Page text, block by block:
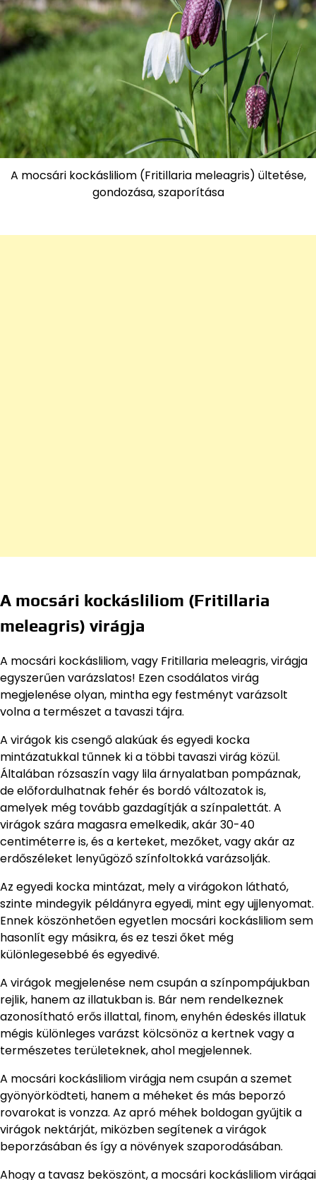
A mocsári kockásliliom (Fritillaria meleagris) ültetése,
gondozása, szaporítása
A mocsári kockásliliom (Fritillaria
meleagris) virágja
A mocsári kockásliliom, vagy Fritillaria meleagris, virágja
egyszerűen varázslatos! Ezen csodálatos virág
megjelenése olyan, mintha egy festményt varázsolt
volna a természet a tavaszi tájra.
A virágok kis csengő alakúak és egyedi kocka
mintázatukkal tűnnek ki a többi tavaszi virág közül.
Általában rózsaszín vagy lila árnyalatban pompáznak,
de előfordulhatnak fehér és bordó változatok is,
amelyek még tovább gazdagítják a színpalettát. A
virágok szára magasra emelkedik, akár 30-40
centiméterre is, és a kerteket, mezőket, vagy akár az
erdőszéleket lenyűgöző színfoltokká varázsolják.
Az egyedi kocka mintázat, mely a virágokon látható,
szinte mindegyik példányra egyedi, mint egy ujjlenyomat.
Ennek köszönhetően egyetlen mocsári kockásliliom sem
hasonlít egy másikra, és ez teszi őket még
különlegesebbé és egyedivé.
A virágok megjelenése nem csupán a színpompájukban
rejlik, hanem az illatukban is. Bár nem rendelkeznek
azonosítható erős illattal, finom, enyhén édeskés illatuk
mégis különleges varázst kölcsönöz a kertnek vagy a
természetes területeknek, ahol megjelennek.
A mocsári kockásliliom virágja nem csupán a szemet
gyönyörködteti, hanem a méheket és más beporzó
rovarokat is vonzza. Az apró méhek boldogan gyűjtik a
virágok nektárját, miközben segítenek a virágok
beporzásában és így a növények szaporodásában.
Ahogy a tavasz beköszönt, a mocsári kockásliliom virágai